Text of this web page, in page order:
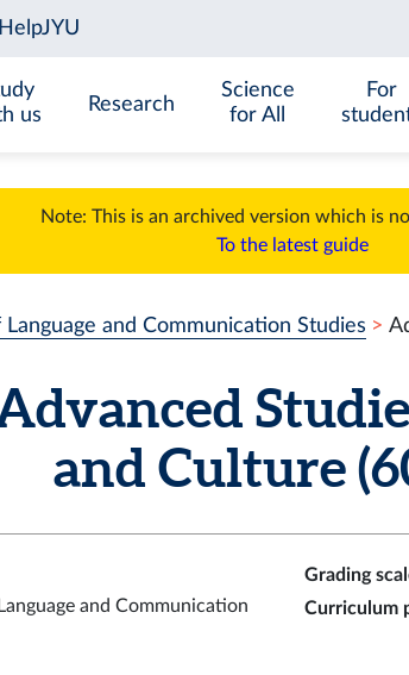
us
Research
Science
for All
For
Note: This is an archived version which is
To the latest guide
and Communication Studies
and Culture
Grading
and Communication
Curriculum